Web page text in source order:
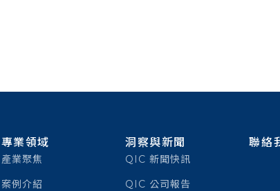
專業領域
產業聚焦
案例介紹
洞察與新聞
QIC 新聞快訊
QIC 公司報告
聯絡